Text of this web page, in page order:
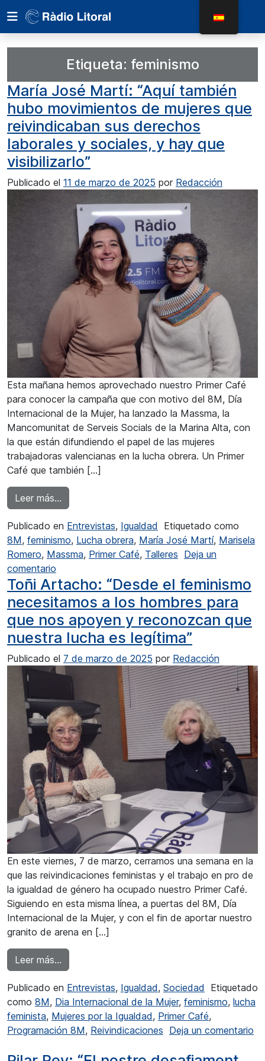
Etiqueta: feminismo
María José Martí: “Aquí también
hubo movimientos de mujeres que
reivindicaban sus derechos
laborales y sociales, y hay que
visibilizarlo”
Publicado el 11 de marzo de 2025 por Redacción
Esta mañana hemos aprovechado nuestro Primer Café
para conocer la campaña que con motivo del 8M, Día
Internacional de la Mujer, ha lanzado la Massma, la
Mancomunitat de Serveis Socials de la Marina Alta, con
la que están difundiendo el papel de las mujeres
trabajadoras valencianas en la lucha obrera. Un Primer
Café que también […]
Leer más…
Publicado en Entrevistas, Igualdad
Etiquetado como
8M, feminismo, Lucha obrera, María José Martí, Marisela
Romero, Massma, Primer Café, Talleres Deja un
comentario
Toñi Artacho: “Desde el feminismo
necesitamos a los hombres para
que nos apoyen y reconozcan que
nuestra lucha es legítima”
Publicado el 7 de marzo de 2025 por Redacción
En este viernes, 7 de marzo, cerramos una semana en la
que las reivindicaciones feministas y el trabajo en pro de
la igualdad de género ha ocupado nuestro Primer Café.
Siguiendo en esta misma línea, a puertas del 8M, Día
Internacional de la Mujer, y con el fin de aportar nuestro
granito de arena en […]
Leer más…
Publicado en Entrevistas, Igualdad, Sociedad
Etiquetado
como 8M, Dia Internacional de la Mujer, feminismo, lucha
feminista, Mujeres por la Igualdad, Primer Café,
Programación 8M, Reivindicaciones Deja un comentario